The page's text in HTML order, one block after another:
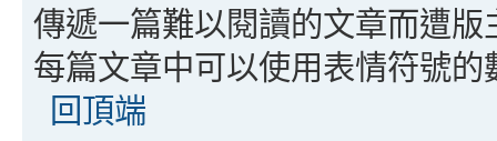
傳遞一篇難以閱讀的文章而遭
每篇文章中可以使用表情符號的
回頂端